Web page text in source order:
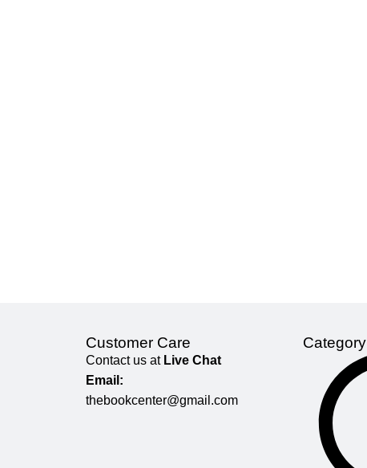
Customer Care
Contact us at Live Chat
Email:
thebookcenter@gmail.com
Category